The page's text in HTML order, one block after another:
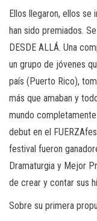
Ellos llegaron, ellos se
han sido premiados.
DESDE ALLÁ. Una
un grupo de jóvenes
país (Puerto Rico),
más que amaban y
mundo
debut en el
festival fueron
Dramaturgia y Mejor
de crear y contar sus
Sobre su primera